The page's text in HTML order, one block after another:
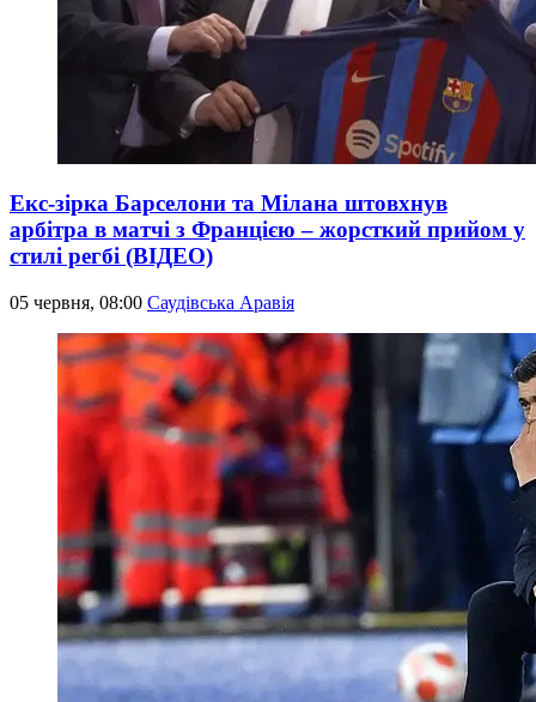
Екс-зірка Барселони та Мілана штовхнув
арбітра в матчі з Францією – жорсткий прийом у
стилі регбі (ВІДЕО)
05 червня, 08:00 Саудівська Аравія